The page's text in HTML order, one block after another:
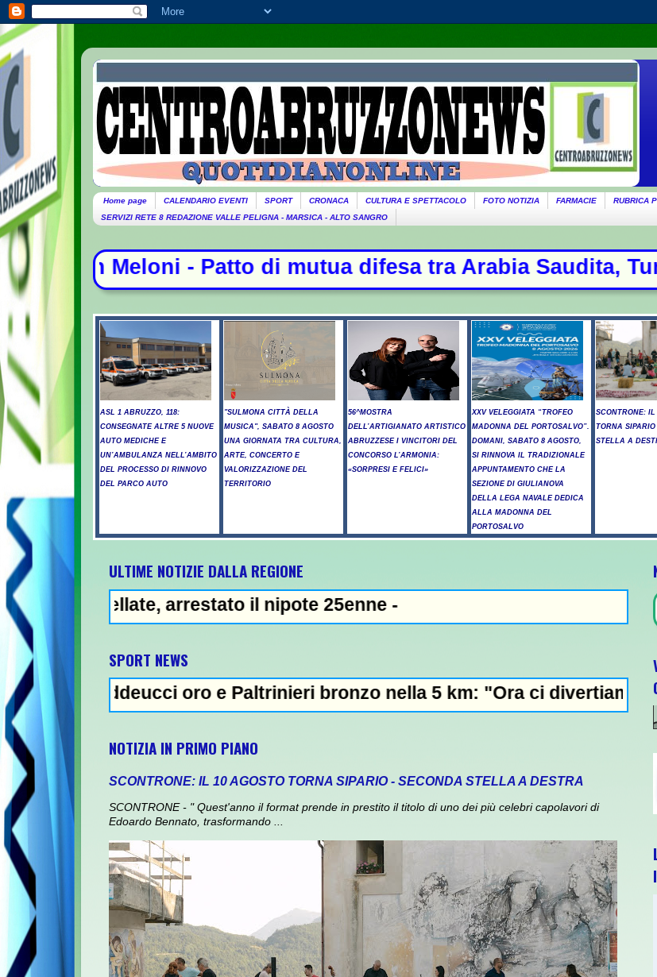
Home page CALENDARIO EVENTI SPORT CRONACA CULTURA E SPETTACOLO FOTO NOTIZIA FARMACIE RUBRICA
SERVIZI RETE 8 REDAZIONE VALLE PELIGNA - MARSICA - ALTO SANGRO
di mutua difesa tra Arabia Saudita, Turchia e
ASL 1 ABRUZZO, 118:
CONSEGNATE ALTRE 5 NUOVE
AUTO MEDICHE E
UN’AMBULANZA NELL’AMBITO
DEL PROCESSO DI RINNOVO
DEL PARCO AUTO
"SULMONA CITTÀ DELLA
MUSICA", SABATO 8 AGOSTO
UNA GIORNATA TRA CULTURA,
ARTE, CONCERTO E
VALORIZZAZIONE DEL
TERRITORIO
56^MOSTRA
DELL’ARTIGIANATO ARTISTICO
ABRUZZESE I VINCITORI DEL
CONCORSO L’ARMONIA:
«SORPRESI E FELICI»
XXV VELEGGIATA “TROFEO
MADONNA DEL PORTOSALVO”.
DOMANI, SABATO 8 AGOSTO,
SI RINNOVA IL TRADIZIONALE
APPUNTAMENTO CHE LA
SEZIONE DI GIULIANOVA
DELLA LEGA NAVALE DEDICA
ALLA MADONNA DEL
PORTOSALVO
SCONTRONE: IL
TORNA SIPARIO
STELLA A
ULTIME NOTIZIE DALLA REGIONE
arrestato il nipote 25enne -
SPORT NEWS
oro e Paltrinieri bronzo nella 5 km: "Ora ci divertiamo in
NOTIZIA IN PRIMO PIANO
SCONTRONE: IL 10 AGOSTO TORNA SIPARIO - SECONDA STELLA A DESTRA
SCONTRONE - " Quest'anno il format prende in prestito il titolo di uno dei più celebri capolavori di
Edoardo Bennato, trasformando ...
NEWS IN EVIDENZA - Sparatoria in una